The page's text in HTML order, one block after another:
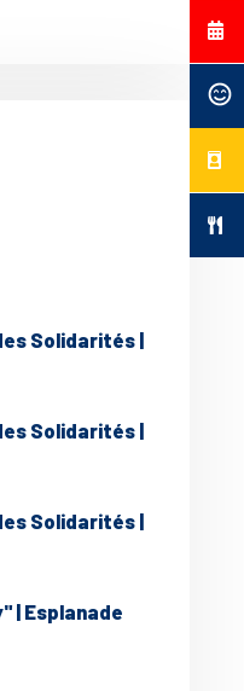
Solidarités |
Solidarités |
Solidarités |
Esplanade